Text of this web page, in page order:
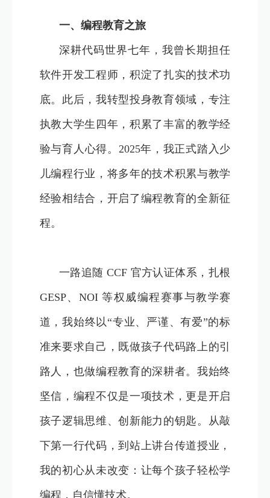
一、编程教育之旅
深耕代码世界七年，我曾长期担任
软件开发工程师，积淀了扎实的技术功
底。此后，我转型投身教育领域，专注
执教大学生四年，积累了丰富的教学经
验与育人心得。2025年，我正式踏入少
儿编程行业，将多年的技术积累与教学
经验相结合，开启了编程教育的全新征
程。
一路追随 CCF 官方认证体系，扎根
GESP、NOI 等权威编程赛事与教学赛
道，我始终以“专业、严谨、有爱”的标
准来要求自己，既做孩子代码路上的引
路人，也做编程教育的深耕者。我始终
坚信，编程不仅是一项技术，更是开启
孩子逻辑思维、创新能力的钥匙。从敲
下第一行代码，到站上讲台传道授业，
我的初心从未改变：让每个孩子轻松学
编程，自信懂技术。